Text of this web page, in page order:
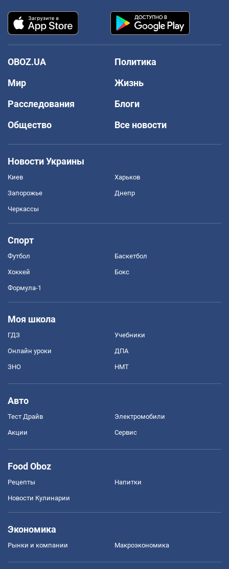
OBOZ.UA
Политика
Мир
Жизнь
Расследования
Блоги
Общество
Все новости
Новости Украины
Киев Харьков
Запорожье Днепр
Черкассы
Спорт
Футбол Баскетбол
Хоккей Бокс
Формула-1
Моя школа
ГДЗ Учебники
Онлайн уроки ДПА
ЗНО НМТ
Авто
Тест Драйв Электромобили
Акции Сервис
Food Oboz
Рецепты Напитки
Новости Кулинарии
Экономика
Рынки и компании Mакроэкономика